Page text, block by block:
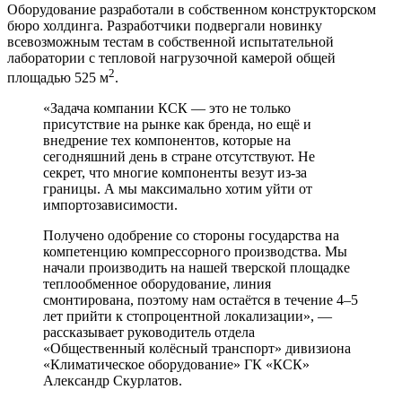
Оборудование разработали в собственном конструкторском
бюро холдинга. Разработчики подвергали новинку
всевозможным тестам в собственной испытательной
лаборатории с тепловой нагрузочной камерой общей
площадью 525 м2.
«Задача компании КСК — это не только
присутствие на рынке как бренда, но ещё и
внедрение тех компонентов, которые на
сегодняшний день в стране отсутствуют. Не
секрет, что многие компоненты везут из-за
границы. А мы максимально хотим уйти от
импортозависимости.
Получено одобрение со стороны государства на
компетенцию компрессорного производства. Мы
начали производить на нашей тверской площадке
теплообменное оборудование, линия
смонтирована, поэтому нам остаётся в течение 4–5
лет прийти к стопроцентной локализации», —
рассказывает руководитель отдела
«Общественный колёсный транспорт» дивизиона
«Климатическое оборудование» ГК «КСК»
Александр Скурлатов.